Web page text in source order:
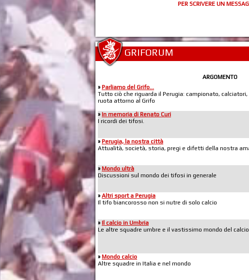
PER SCRIVERE UN
GRIFORUM
ARGOMENTO
» Parliamo del Grifo...
Tutto ciò che riguarda il Perugia: campionato,
ruota attorno al Grifo
» In memoria di Renato Curi
I ricordi dei tifosi.
» Perugia, la nostra città
Attualità, società, storia, pregi e difetti della nostra
» Mondo ultrà
Discussioni sul mondo dei tifosi in generale
» Altri sport a Perugia
Il tifo biancorosso non si nutre di solo calcio
» Il calcio in Umbria
Le altre squadre umbre e il vastissimo mondo del
» Mondo calcio
Altre squadre in Italia e nel mondo